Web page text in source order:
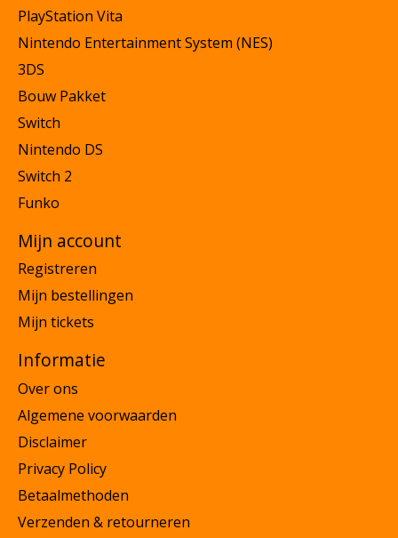
PlayStation Vita
Nintendo Entertainment System (NES)
3DS
Bouw Pakket
Switch
Nintendo DS
Switch 2
Funko
Mijn account
Registreren
Mijn bestellingen
Mijn tickets
Informatie
Over ons
Algemene voorwaarden
Disclaimer
Privacy Policy
Betaalmethoden
Verzenden & retourneren